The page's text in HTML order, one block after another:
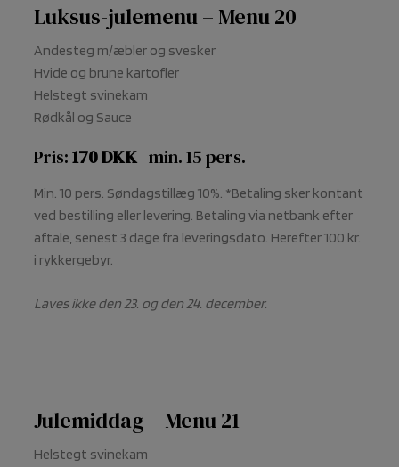
Luksus-julemenu – Menu 20
Andesteg m/æbler og svesker
Hvide og brune kartofler
Helstegt svinekam
Rødkål og Sauce
Pris:170DKK| min. 15 pers.
Min. 10 pers. Søndagstillæg 10%. *Betaling sker kontant
ved bestilling eller levering. Betaling via netbank efter
aftale, senest 3 dage fra leveringsdato. Herefter 100 kr.
i rykkergebyr.
Laves ikke den 23. og den 24. december.
Julemiddag – Menu 21
Helstegt svinekam